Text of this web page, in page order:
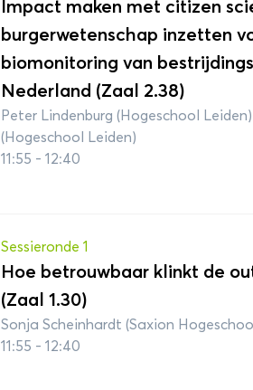
Impact maken met citizen
burgerwetenschap inzetten
biomonitoring van
Nederland (Zaal 2.38)
Peter Lindenburg (Hogeschool
(Hogeschool Leiden)
11:55 - 12:40
Sessieronde 1
Hoe betrouwbaar klinkt de
(Zaal 1.30)
Sonja Scheinhardt (Saxion
11:55 - 12:40